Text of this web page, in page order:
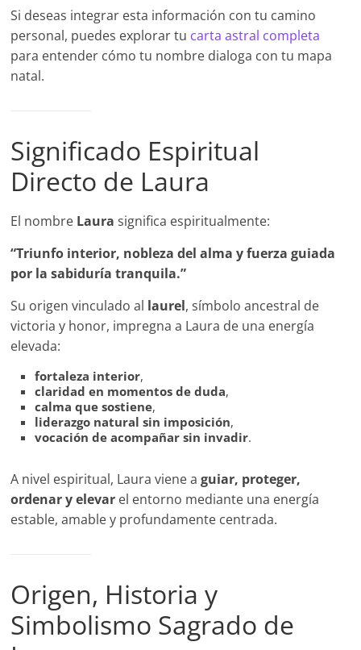
Si deseas integrar esta información con tu camino
personal, puedes explorar tu carta astral completa
para entender cómo tu nombre dialoga con tu mapa
natal.
Significado Espiritual
Directo de Laura
El nombre Laura significa espiritualmente:
“Triunfo interior, nobleza del alma y fuerza guiada
por la sabiduría tranquila.”
Su origen vinculado al laurel, símbolo ancestral de
victoria y honor, impregna a Laura de una energía
elevada:
fortaleza interior,
claridad en momentos de duda,
calma que sostiene,
liderazgo natural sin imposición,
vocación de acompañar sin invadir.
A nivel espiritual, Laura viene aguiar, proteger,
ordenar y elevar el entorno mediante una energía
estable, amable y profundamente centrada.
Origen, Historia y
Simbolismo Sagrado de